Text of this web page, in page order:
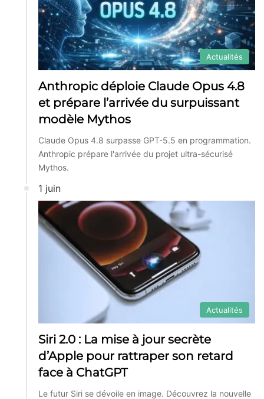
Actualités
Anthropic déploie Claude Opus 4.8
et prépare l’arrivée du surpuissant
modèle Mythos
Claude Opus 4.8 surpasse GPT-5.5 en programmation.
Anthropic prépare l'arrivée du projet ultra-sécurisé
Mythos.
1 juin
Actualités
Siri 2.0 : La mise à jour secrète
d’Apple pour rattraper son retard
face à ChatGPT
Le futur Siri se dévoile en image. Découvrez la nouvelle